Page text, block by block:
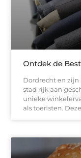
Ontdek de
Dordrecht en zijn
stad rijk aan
unieke
als toeristen. Deze